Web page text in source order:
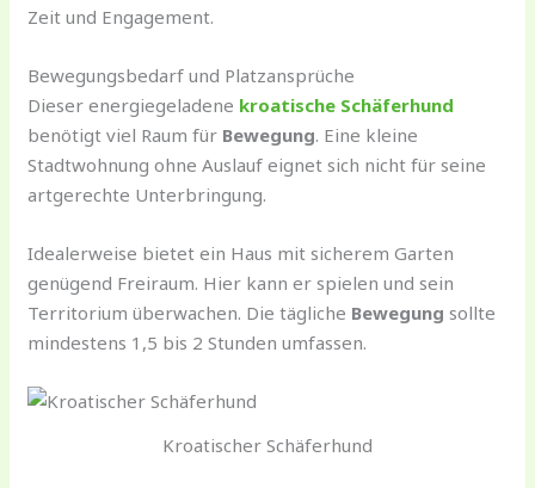
Zeit und Engagement.
Bewegungsbedarf und Platzansprüche
Dieser energiegeladene kroatische Schäferhund
benötigt viel Raum für Bewegung. Eine kleine
Stadtwohnung ohne Auslauf eignet sich nicht für seine
artgerechte Unterbringung.
Idealerweise bietet ein Haus mit sicherem Garten
genügend Freiraum. Hier kann er spielen und sein
Territorium überwachen. Die tägliche Bewegung sollte
mindestens 1,5 bis 2 Stunden umfassen.
Kroatischer Schäferhund